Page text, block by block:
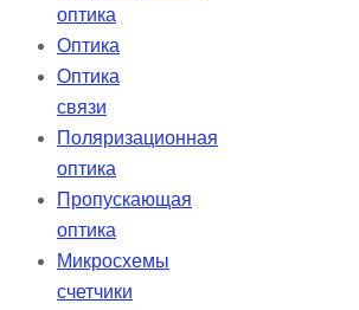
оптика
Оптика
Оптика
связи
Поляризационная
оптика
Пропускающая
оптика
Микросхемы
счетчики